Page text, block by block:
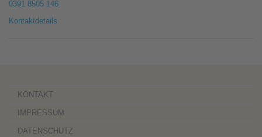
0391 8505 146
Kontaktdetails
KONTAKT
IMPRESSUM
DATENSCHUTZ